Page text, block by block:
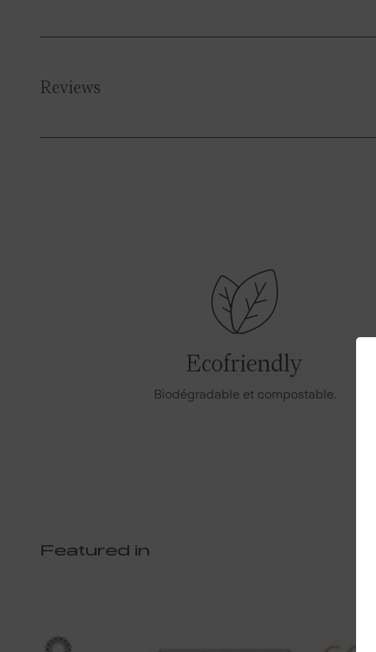
Reviews
Ecofriendly
Biodégradable et compostable.
Featured in